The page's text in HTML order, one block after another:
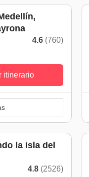
4.6 (760)
itinerario
la isla del
4.8 (2526)